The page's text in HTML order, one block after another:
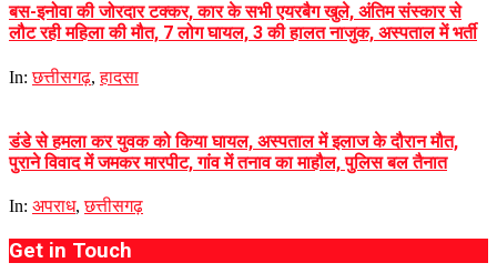
बस-इनोवा की जोरदार टक्कर, कार के सभी एयरबैग खुले, अंतिम संस्कार से
लौट रही महिला की मौत, 7 लोग घायल, 3 की हालत नाजुक, अस्पताल में भर्ती
In: छत्तीसगढ़,हादसा
डंडे से हमला कर युवक को किया घायल, अस्पताल में इलाज के दौरान मौत,
पुराने विवाद में जमकर मारपीट, गांव में तनाव का माहौल, पुलिस बल तैनात
In: अपराध,छत्तीसगढ़
Get in Touch